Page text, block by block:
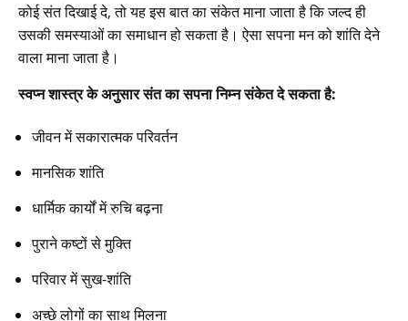
कोई संत दिखाई दे, तो यह इस बात का संकेत माना जाता है कि जल्द ही
उसकी समस्याओं का समाधान हो सकता है। ऐसा सपना मन को शांति देने
वाला माना जाता है।
स्वप्न शास्त्र के अनुसार संत का सपना निम्न संकेत दे सकता है:
जीवन में सकारात्मक परिवर्तन
मानसिक शांति
धार्मिक कार्यों में रुचि बढ़ना
पुराने कष्टों से मुक्ति
परिवार में सुख-शांति
अच्छे लोगों का साथ मिलना